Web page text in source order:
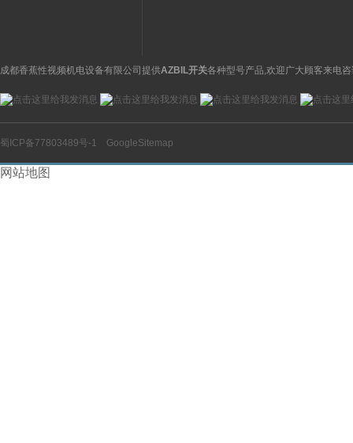
成都香蕉性视频机电设备有限公司提供AZBIL开关各种型号产品,欢迎广大顾客来电咨
蜀ICP备77803489号-1 GoogleSitemap
网站地图